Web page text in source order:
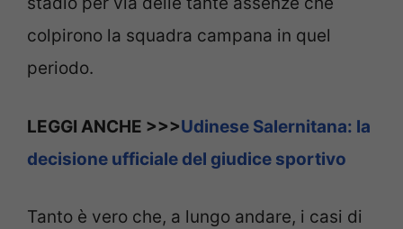
colpirono la squadra campana in quel
periodo.
LEGGI ANCHE >>>Udinese Salernitana: la
decisione ufficiale del giudice sportivo
Tanto è vero che, a lungo andare, i casi di